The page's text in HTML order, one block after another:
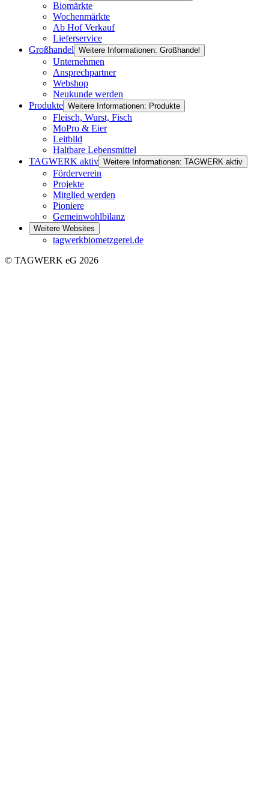
Biomärkte
Wochenmärkte
Ab Hof Verkauf
Lieferservice
Großhandel Weitere Informationen: Großhandel
Unternehmen
Ansprechpartner
Webshop
Neukunde werden
Produkte Weitere Informationen: Produkte
Fleisch, Wurst, Fisch
MoPro & Eier
Leitbild
Haltbare Lebensmittel
TAGWERK aktiv Weitere Informationen: TAGWERK aktiv
Förderverein
Projekte
Mitglied werden
Pioniere
Gemeinwohlbilanz
Weitere Websites
tagwerkbiometzgerei.de
© TAGWERK eG 2026